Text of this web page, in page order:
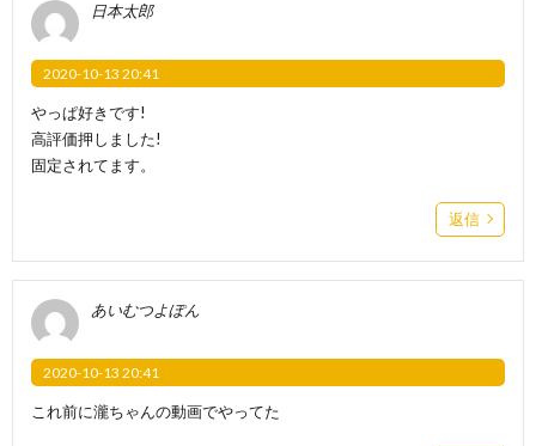
日本太郎
2020-10-13 20:41
やっぱ好きです!
高評価押しました!
固定されてます。
返信
あいむつよぽん
2020-10-13 20:41
これ前に瀧ちゃんの動画でやってた